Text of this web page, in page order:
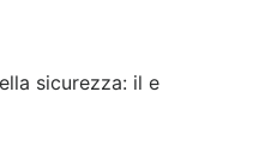
sicurezza: il e